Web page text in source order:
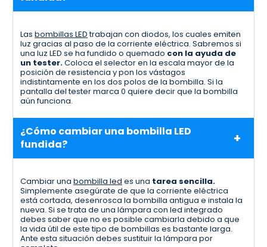
Lasbombillas LEDtrabajan con diodos, los cuales emiten
luz gracias al paso de la corriente eléctrica. Sabremos si
una luz LED se ha fundido o quemado con la ayuda de
un tester.Coloca el selector en la escala mayor de la
posición de resistencia y pon los vástagos
indistintamente en los dos polos de la bombilla. Si la
pantalla del tester marca 0 quiere decir que la bombilla
aún funciona.
¿Cómo cambiar una bombilla LED
fundida?
Cambiar unabombilla led es una tarea sencilla.
Simplemente asegúrate de que la corriente eléctrica
está cortada, desenrosca la bombilla antigua e instala la
nueva. Si se trata de una lámpara con led integrado
debes saber que no es posible cambiarla debido a que
la vida útil de este tipo de bombillas es bastante larga.
Ante esta situación debes sustituir la lámpara por